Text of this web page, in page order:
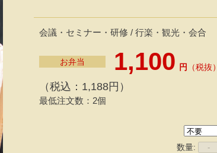
会議・セミナー・研修 / 行楽・観光・会合
お弁当 1,100 円 （税抜）
（税込：1,188円）
最低注文数：2個
数量: -